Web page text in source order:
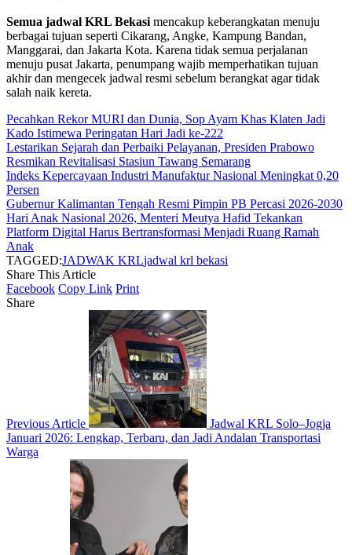
Semua jadwal KRL Bekasi mencakup keberangkatan menuju
berbagai tujuan seperti Cikarang, Angke, Kampung Bandan,
Manggarai, dan Jakarta Kota. Karena tidak semua perjalanan
menuju pusat Jakarta, penumpang wajib memperhatikan tujuan
akhir dan mengecek jadwal resmi sebelum berangkat agar tidak
salah naik kereta.
Pecahkan Rekor MURI dan Dunia, Sop Ayam Khas Klaten Jadi
Kado Istimewa Peringatan Hari Jadi ke-222
Lestarikan Sejarah dan Perbaiki Pelayanan, Presiden Prabowo
Resmikan Revitalisasi Stasiun Tawang Semarang
Indeks Kepercayaan Industri Manufaktur Nasional Meningkat 0,20
Persen
Gubernur Kalimantan Tengah Resmi Pimpin PB Percasi 2026-2030
Hari Anak Nasional 2026, Menteri Meutya Hafid Tekankan
Platform Digital Harus Bertransformasi Menjadi Ruang Ramah
Anak
TAGGED:JADWAK KRLjadwal krl bekasi
Share This Article
Facebook Copy Link Print
Share
Previous Article
Jadwal KRL Solo–Jogja
Januari 2026: Lengkap, Terbaru, dan Jadi Andalan Transportasi
Warga